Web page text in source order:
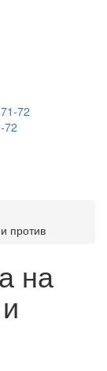
72
против
на